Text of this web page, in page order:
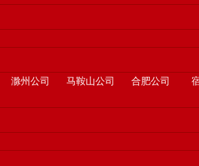
滁州公司 马鞍山公司 合肥公司